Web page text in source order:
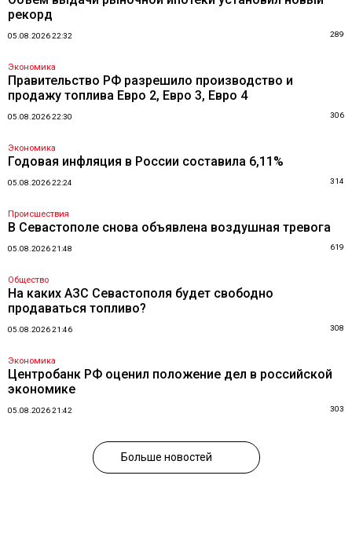
рекорд
05.08.2026 22:32 289
Экономика
Правительство РФ разрешило производство и
продажу топлива Евро 2, Евро 3, Евро 4
05.08.2026 22:30 306
Экономика
Годовая инфляция в России составила 6,11%
05.08.2026 22:24 314
Происшествия
В Севастополе снова объявлена воздушная тревога
05.08.2026 21:48 619
Общество
На каких АЗС Севастополя будет свободно
продаваться топливо?
05.08.2026 21:46 308
Экономика
Центробанк РФ оценил положение дел в российской
экономике
05.08.2026 21:42 303
Больше новостей